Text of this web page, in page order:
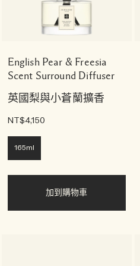
English Pear & Freesia
Scent Surround Diffuser
英國梨與小蒼蘭擴香
NT$4,150
165ml
加到購物車